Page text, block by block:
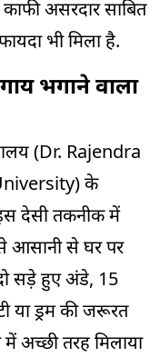
असरदार साबित
भी मिला है.
भगाने वाला
(Dr. Rajendra
के
देसी तकनीक में
आसानी से घर पर
सड़े हुए अंडे, 15
या ड्रम की जरूरत
अच्छी तरह मिलाया